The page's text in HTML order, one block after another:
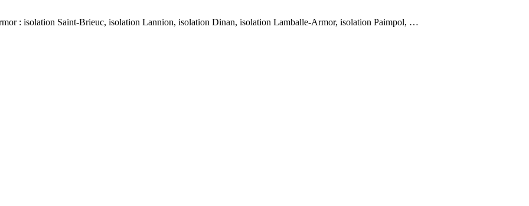
: isolation Saint-Brieuc, isolation Lannion, isolation Dinan, isolation Lamballe-Armor, isolation Paimpol, …